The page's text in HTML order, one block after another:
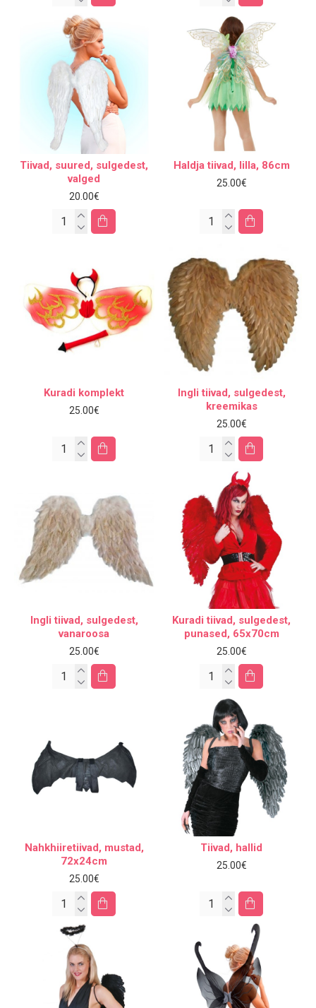
Tiivad, suured, sulgedest,
valged
20.00€
Haldja tiivad, lilla, 86cm
25.00€
Kuradi komplekt
25.00€
Ingli tiivad, sulgedest,
kreemikas
25.00€
Ingli tiivad, sulgedest,
vanaroosa
25.00€
Kuradi tiivad, sulgedest,
punased, 65x70cm
25.00€
Nahkhiiretiivad, mustad,
72x24cm
25.00€
Tiivad, hallid
25.00€